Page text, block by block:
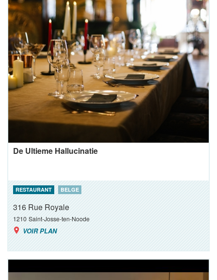
De Ultieme Hallucinatie
RESTAURANT BELGE
316 Rue Royale
1210 Saint-Josse-ten-Noode
VOIR PLAN